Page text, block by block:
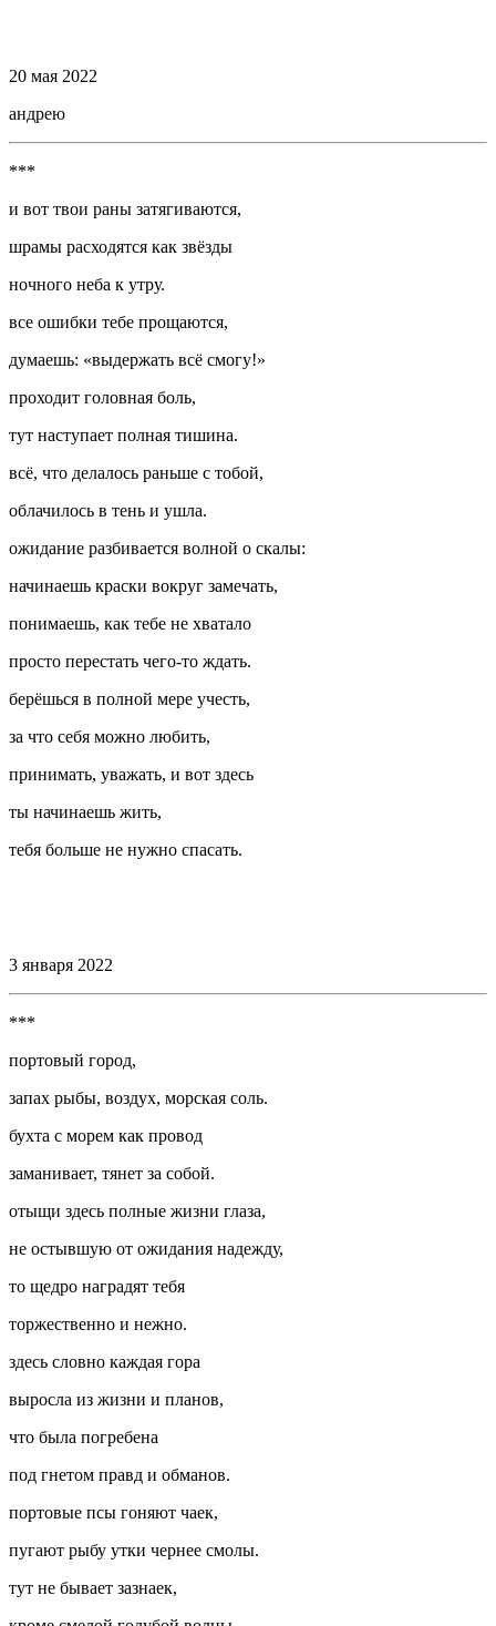
20 мая 2022
андрею
***
и вот твои раны затягиваются,
шрамы расходятся как звёзды
ночного неба к утру.
все ошибки тебе прощаются,
думаешь: «выдержать всё смогу!»
проходит головная боль,
тут наступает полная тишина.
всё, что делалось раньше с тобой,
облачилось в тень и ушла.
ожидание разбивается волной о скалы:
начинаешь краски вокруг замечать,
понимаешь, как тебе не хватало
просто перестать чего-то ждать.
берёшься в полной мере учесть,
за что себя можно любить,
принимать, уважать, и вот здесь
ты начинаешь жить,
тебя больше не нужно спасать.
3 января 2022
***
портовый город,
запах рыбы, воздух, морская соль.
бухта с морем как провод
заманивает, тянет за собой.
отыщи здесь полные жизни глаза,
не остывшую от ожидания надежду,
то щедро наградят тебя
торжественно и нежно.
здесь словно каждая гора
выросла из жизни и планов,
что была погребена
под гнетом правд и обманов.
портовые псы гоняют чаек,
пугают рыбу утки чернее смолы.
тут не бывает зазнаек,